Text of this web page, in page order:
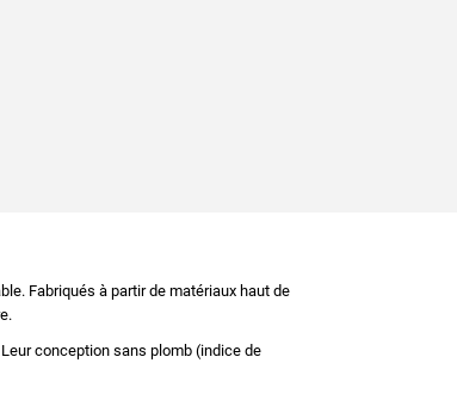
Fabriqués à partir de matériaux haut de
conception sans plomb (indice de